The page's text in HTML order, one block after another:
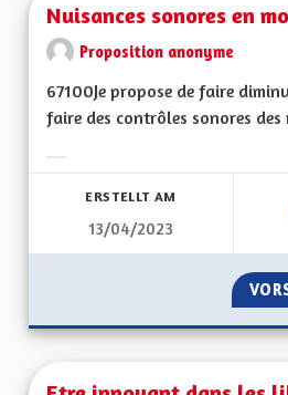
Nuisances sonores en
Proposition anonyme
67100Je propose de faire
faire des contrôles sonores des
ERSTELLT AM
13/04/2023